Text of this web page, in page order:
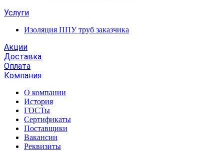
Услуги
Изоляция ППУ труб заказчика
Акции
Доставка
Оплата
Компания
О компании
История
ГОСТы
Сертификаты
Поставщики
Вакансии
Реквизиты